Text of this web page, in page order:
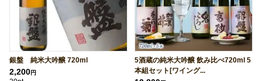
銀盤 純米大吟醸 720ml
2,200円
5酒蔵の純米大吟醸 飲み比べ720ml 5
本組セット[ワイング...